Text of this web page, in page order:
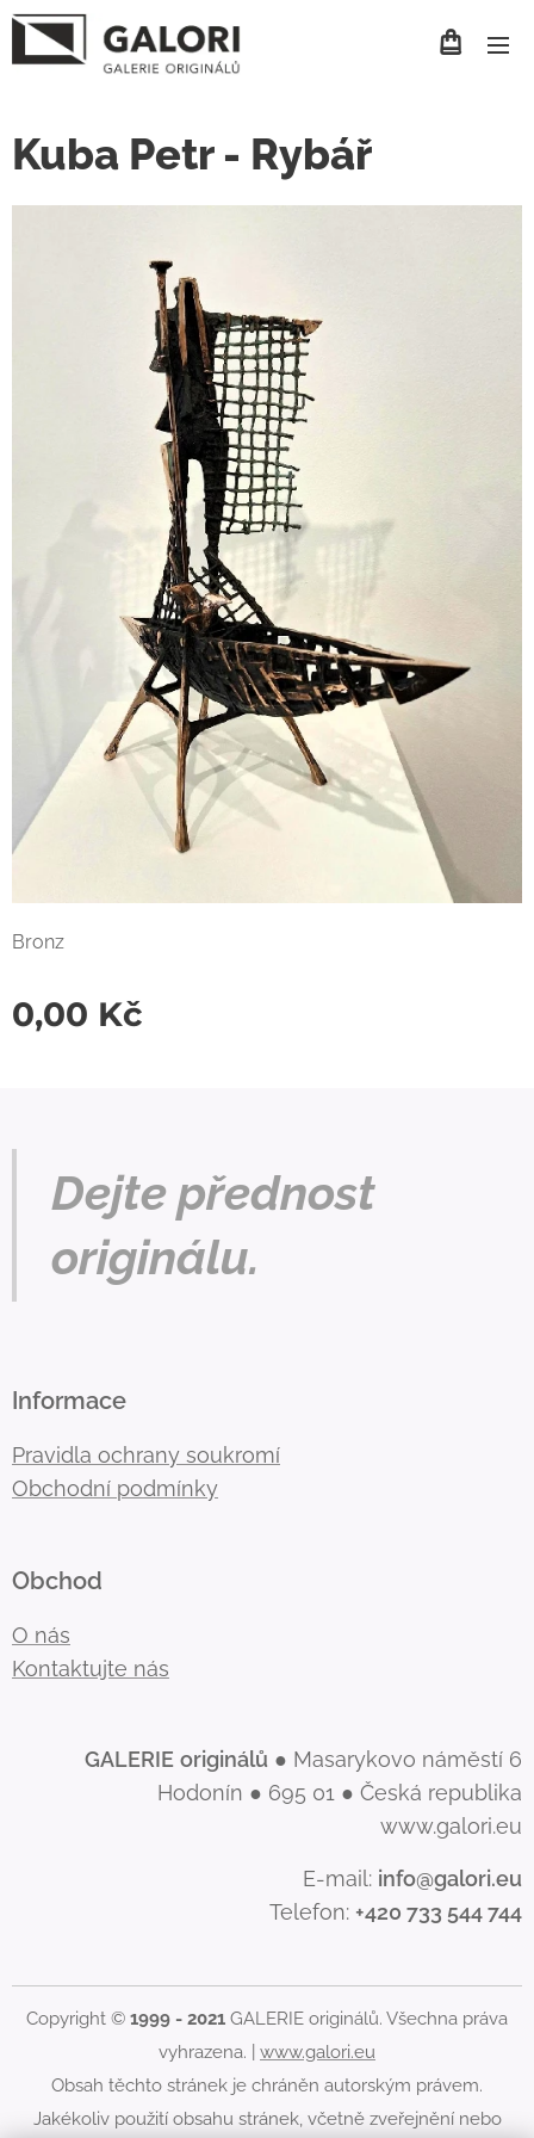
Kuba Petr - Rybář
Bronz
0,00 Kč
Dejte přednost
originálu.
Informace
Pravidla ochrany soukromí
Obchodní podmínky
Obchod
O nás
Kontaktujte nás
GALERIE originálů ● Masarykovo náměstí 6
Hodonín ● 695 01 ● Česká republika
www.galori.eu
E-mail: info@galori.eu
Telefon: +420 733 544 744
Copyright © 1999 - 2021 GALERIE originálů. Všechna práva
vyhrazena. | www.galori.eu
Obsah těchto stránek je chráněn autorským právem.
Jakékoliv použití obsahu stránek, včetně zveřejnění nebo